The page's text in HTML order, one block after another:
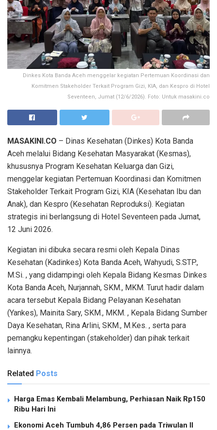
Dinkes Kota Banda Aceh menggelar kegiatan Pertemuan Koordinasi dan
Komitmen Stakeholder Terkait Program Gizi, KIA, dan Kespro di Hotel
Seventeen, Jumat (12/6/2026). Foto: Untuk masakini.co
MASAKINI.CO – Dinas Kesehatan (Dinkes) Kota Banda
Aceh melalui Bidang Kesehatan Masyarakat (Kesmas),
khususnya Program Kesehatan Keluarga dan Gizi,
menggelar kegiatan Pertemuan Koordinasi dan Komitmen
Stakeholder Terkait Program Gizi, KIA (Kesehatan Ibu dan
Anak), dan Kespro (Kesehatan Reproduksi). Kegiatan
strategis ini berlangsung di Hotel Seventeen pada Jumat,
12 Juni 2026.
Kegiatan ini dibuka secara resmi oleh Kepala Dinas
Kesehatan (Kadinkes) Kota Banda Aceh, Wahyudi, S.STP.,
M.Si. , yang didampingi oleh Kepala Bidang Kesmas Dinkes
Kota Banda Aceh, Nurjannah, SKM., MKM. Turut hadir dalam
acara tersebut Kepala Bidang Pelayanan Kesehatan
(Yankes), Mainita Sary, SKM., MKM. , Kepala Bidang Sumber
Daya Kesehatan, Rina Arlini, SKM., M.Kes. , serta para
pemangku kepentingan (stakeholder) dan pihak terkait
lainnya.
Related Posts
Harga Emas Kembali Melambung, Perhiasan Naik Rp150
Ribu Hari Ini
Ekonomi Aceh Tumbuh 4,86 Persen pada Triwulan II